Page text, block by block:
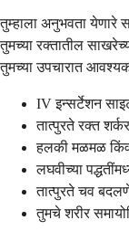
तुम्हाला अनुभवता येणारे
तुमच्या रक्तातील
तुमच्या उपचारात
IV इन्सर्टेशन
तात्पुरते रक्त
हलकी मळमळ
लघवीच्या
तात्पुरते चव
तुमचे शरीर